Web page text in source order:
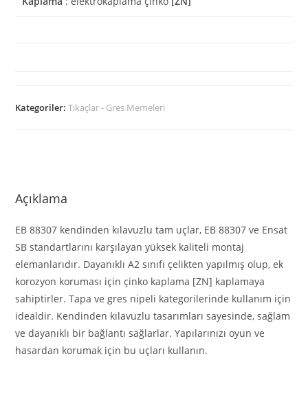
Kategoriler:Tıkaçlar - Gres Memeleri
Açıklama
EB 88307 kendinden kılavuzlu tam uçlar, EB 88307 ve Ensat
SB standartlarını karşılayan yüksek kaliteli montaj
elemanlarıdır. Dayanıklı A2 sınıfı çelikten yapılmış olup, ek
korozyon koruması için çinko kaplama [ZN] kaplamaya
sahiptirler. Tapa ve gres nipeli kategorilerinde kullanım için
idealdir. Kendinden kılavuzlu tasarımları sayesinde, sağlam
ve dayanıklı bir bağlantı sağlarlar. Yapılarınızı oyun ve
hasardan korumak için bu uçları kullanın.